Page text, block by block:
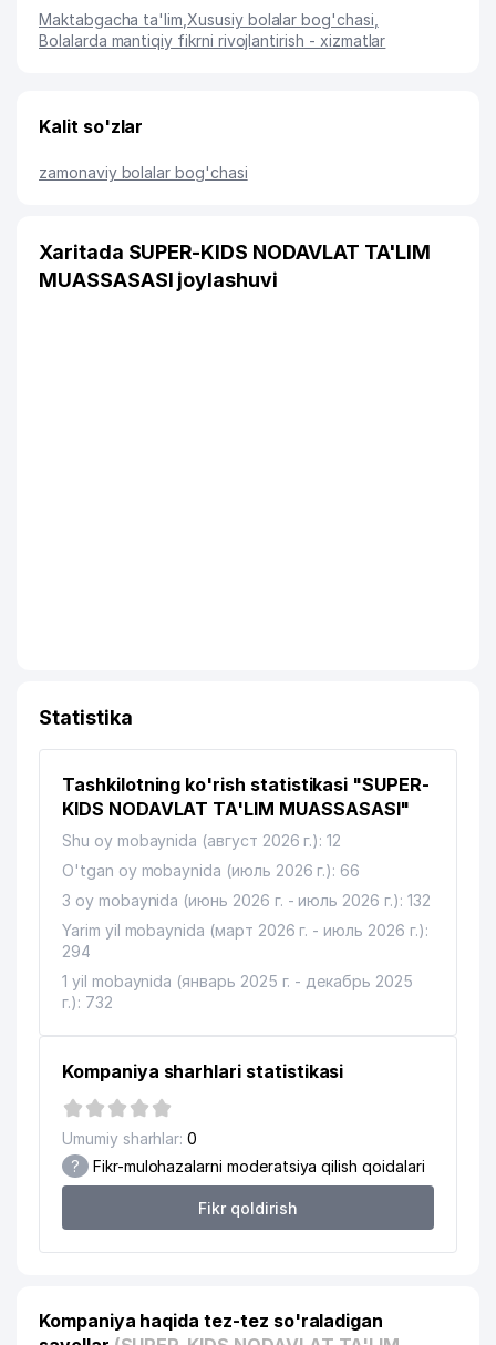
Maktabgacha ta'lim Xususiy bolalar bog'chasi
Bolalarda mantiqiy fikrni rivojlantirish - xizmatlar
Kalit so'zlar
zamonaviy bolalar bog'chasi
Xaritada SUPER-KIDS NODAVLAT TA'LIM
MUASSASASI joylashuvi
Statistika
Tashkilotning ko'rish statistikasi "SUPER-
KIDS NODAVLAT TA'LIM MUASSASASI"
Shu oy mobaynida (август 2026 г.): 12
O'tgan oy mobaynida (июль 2026 г.): 66
3 oy mobaynida (июнь 2026 г. - июль 2026 г.): 132
Yarim yil mobaynida (март 2026 г. - июль 2026 г.):
294
1 yil mobaynida (январь 2025 г. - декабрь 2025
г.): 732
Kompaniya sharhlari statistikasi
Umumiy sharhlar: 0
? Fikr-mulohazalarni moderatsiya qilish qoidalari
Fikr qoldirish
Kompaniya haqida tez-tez so'raladigan